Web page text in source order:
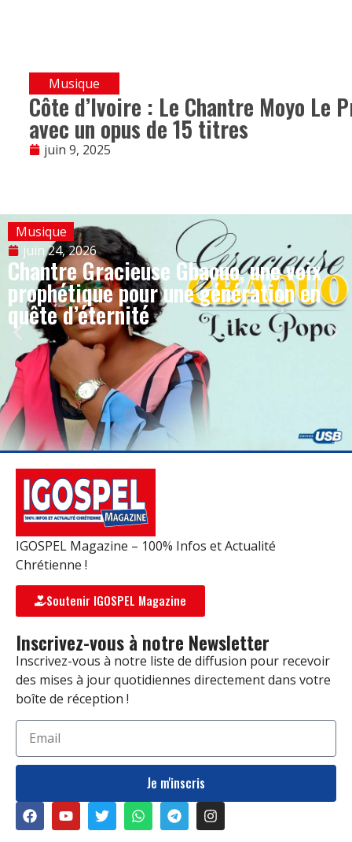
Musique
Côte d’Ivoire : Le Chantre Moyo Le
avec un opus de 15 titres
juin 9, 2025
Musique
juin 24, 2026
Chantre Gracieuse Gbaouo, une voix
prophétique pour une génération en
quête d’éternité
IGOSPEL Magazine – 100% Infos et Actualité
Chrétienne !
Soutenir IGOSPEL Magazine
Inscrivez-vous à notre Newsletter
Inscrivez-vous à notre liste de diffusion pour recevoir
des mises à jour quotidiennes directement dans votre
boîte de réception !
Je m'inscris